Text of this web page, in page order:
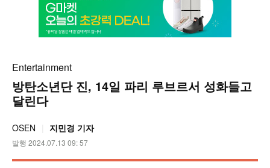
Entertainment
방탄소년단 진, 14일 파리 루브르서 성화들고
달린다
OSEN 지민경 기자
발행 2024.07.13 09: 57